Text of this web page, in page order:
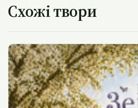
Схожі твори